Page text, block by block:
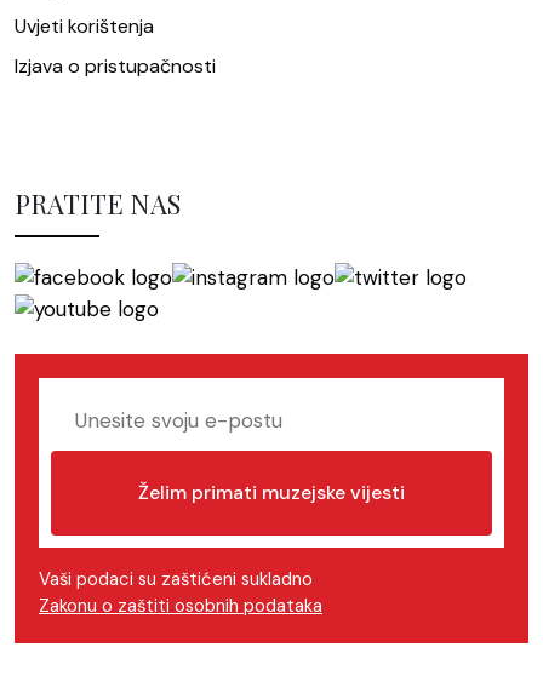
Uvjeti korištenja
Izjava o pristupačnosti
PRATITE NAS
Želim primati muzejske vijesti
Vaši podaci su zaštićeni sukladno
Zakonu o zaštiti osobnih podataka